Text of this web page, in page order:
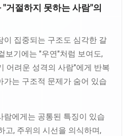
거절하지 못하는 사람"의
이 집중되는 구조도 심각한 갈
보기에는 "우연"처럼 보여도,
어려운 성격의 사람"에게 반복
가는 구조적 문제가 숨어 있습
람에게는 공통된 특징이 있습
고, 주위의 시선을 의식하며,